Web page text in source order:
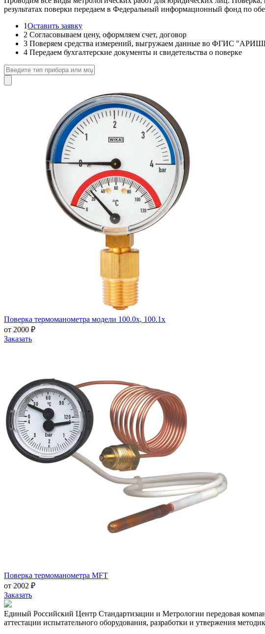
результатах поверки передаем в Федеральный информационный фонд
1Оставить заявку
2 Согласовываем цену, оформляем счет, договор
3 Поверяем средства измерений, выгружаем данные во ФГИС
4 Передаем бухгалтерские документы и свидетельства о поверке
Поверка термоманометра модели 100.0x, 100.1x
от 2000 ₽
Заказать
Поверка термоманометра MFT
от 2002 ₽
Заказать
Единый Российский Центр Стандартизации и Метрологии передовая
аттестации испытательного оборудования, разработки и утвержения